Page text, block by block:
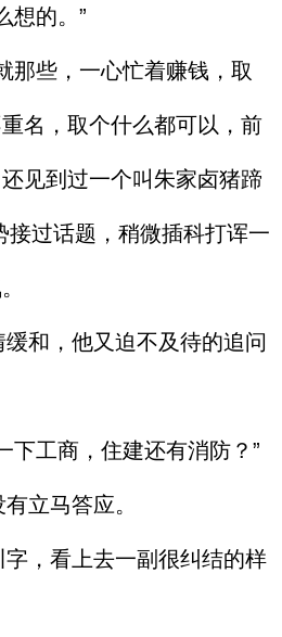
想的。”
些，一心忙着赚钱，取
名，取个什么都可以，前
见到过一个叫朱家卤猪蹄
接过话题，稍微插科打诨一
和，他又迫不及待的追问
工商，住建还有消防？”
立马答应。
，看上去一副很纠结的样